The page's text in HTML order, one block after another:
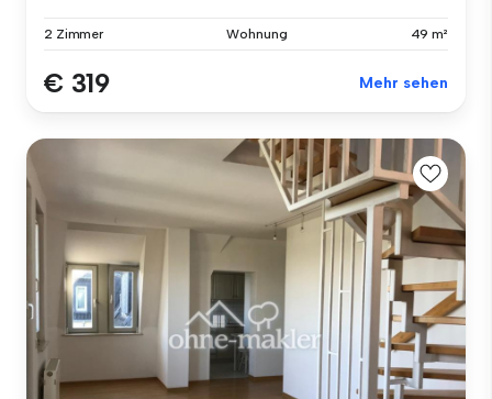
2 Zimmer Wohnung 49 m²
€ 319 Mehr sehen